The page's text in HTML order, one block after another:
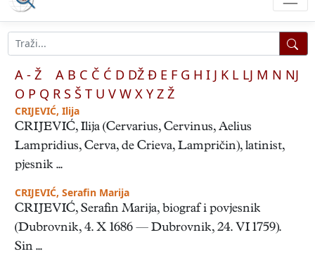
A - Ž A B C Č Ć D DŽ Đ E F G H I J K L LJ M N NJ
O P Q R S Š T U V W X Y Z Ž
CRIJEVIĆ, Ilija
CRIJEVIĆ, Ilija (Cervarius, Cervinus, Aelius
Lampridius, Cerva, de Crieva, Lampričin), latinist,
pjesnik ...
CRIJEVIĆ, Serafin Marija
CRIJEVIĆ, Serafin Marija, biograf i povjesnik
(Dubrovnik, 4. X 1686 — Dubrovnik, 24. VI 1759).
Sin ...